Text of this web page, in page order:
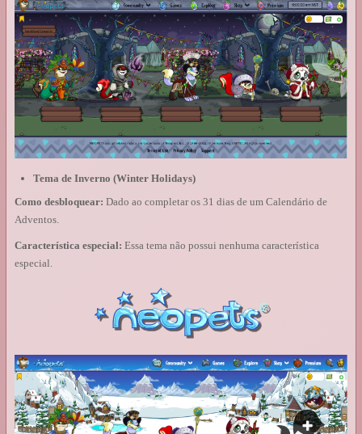
Tema de Inverno (Winter Holidays)
Como desbloquear: Dado ao completar os 31 dias de um Calendário de
Adventos.
Característica especial: Essa tema não possui nenhuma característica
especial.